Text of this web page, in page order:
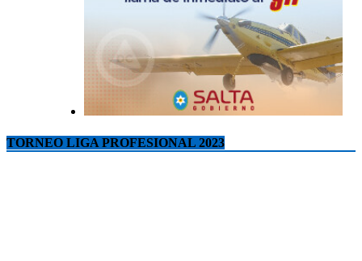
TORNEO LIGA PROFESIONAL 2023